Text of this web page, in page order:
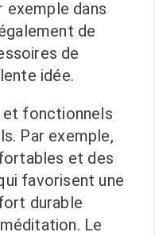
exemple dans
de
de
idée.
et fonctionnels
Par exemple,
et des
favorisent une
durable
Le